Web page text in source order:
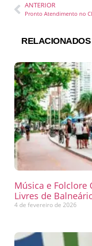
ANTERIOR
RELACIONADOS
Música e Folclore
Livres de
4 de fevereiro de 2026